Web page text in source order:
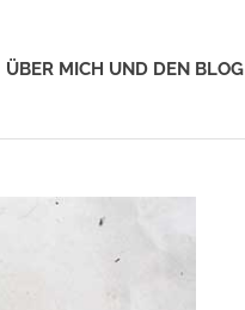
ÜBER MICH UND DEN BLOG